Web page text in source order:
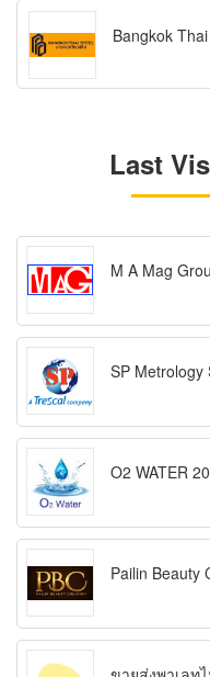
Bangkok
Last
M A Mag
SP Metrology
O2 WATER
Pailin Beauty